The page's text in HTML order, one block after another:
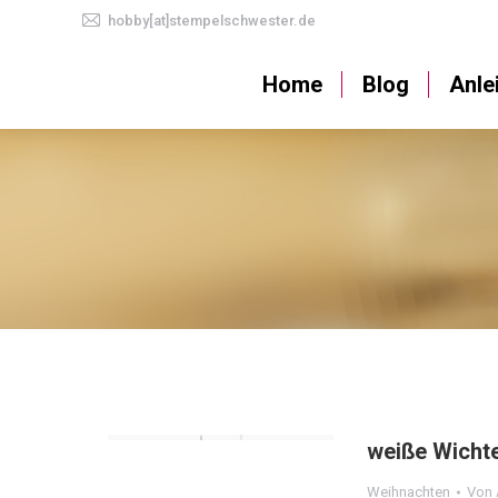
hobby[at]stempelschwester.de
Home Blog
weiße
Weihnachten Von